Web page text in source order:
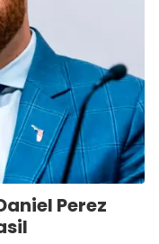
Perez